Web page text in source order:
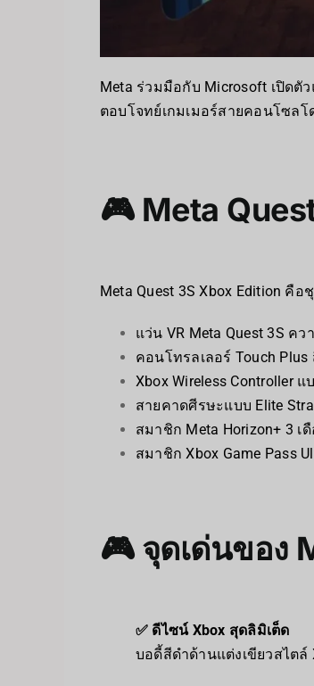
Meta ร่วมมือกับ Microsoft เปิดตั
ตอบโจทย์เกมเมอร์สายคอนโซลโ
🎮 Meta
Meta Quest 3S Xbox Edition คื
แว่น VR Meta Quest 3S ค
คอนโทรลเลอร์ Touch Plus
Xbox Wireless Controller
สายคาดศีรษะแบบ Elite
สมาชิก Meta Horizon+ 3 เ
สมาชิก Xbox Game Pass
🎮 จุดเด่นของ
✅ ดีไซน์ Xbox สุดลิมิเต็ด
บอดี้สีดำด้านแต่งเขียวสไตล์